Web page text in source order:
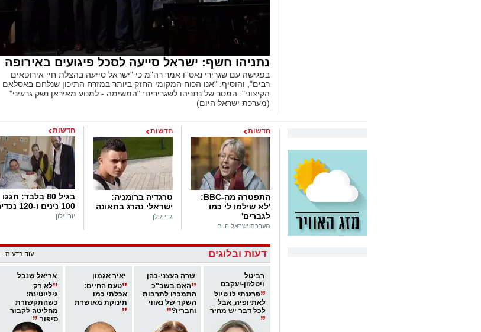
נתניהו חשף: ישראל סייעה לסכל פיגועים באירופה
בפגישה עם שגרירי נאט''ו אמר רה"מ כי "ישראל סייעה בהצלת חיי אירופאים
רבים", והוסיף: "אנו הכוח המקומי החזק ביותר במזרח התיכון שנלחם באסלאם
הקיצוני". המסר של נתניהו לשגרירים: "המשימה - למנוע מאיראן נשק גרעיני"
(מערכת ישראל היום)
חדשות
התפטרה מה-BBC:
'לא שילמו לי כמו
לגברים'
מערכת ישראל היום
חדשות
טרגדיה ברומניה:
ישראלי נהרג בתאונה
גדי גולן
חדשות
בגיל 80 בלבד: חגגו
100 נינים ו-120 נכדים
יורי ילון
עוד בדעות... דעות ובלוגים
רביטל
ויטלזון-יעקבס
פרגנתי לו טיול
לאתיופיה, אבל
לכל דבר יש מחיר
שרה העצני-כהן
האם בשב"כ
התמכרו לתרבות
השקר של נאווי
וחבריו?
יאיר אגמון
טעם החיים:
אכלתי כמו
תינוקת מאושרת
אריאל שנבל
לא רק
גיליוטינה:
כשהתקשורת
מחליטה לקבור
סיפור